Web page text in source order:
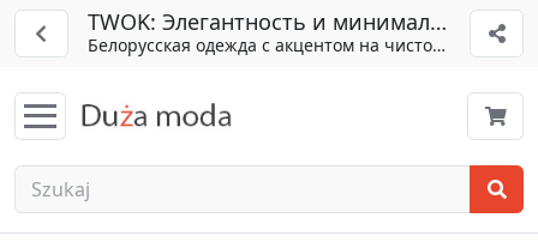
TWOK: Элегантность и минимализм
Белорусская одежда с акцентом на чистоту линий.